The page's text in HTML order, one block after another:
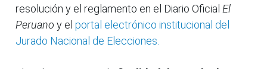
resolución y el reglamento en el Diario Oficial El
Peruano y el portal electrónico institucional del
Jurado Nacional de Elecciones.